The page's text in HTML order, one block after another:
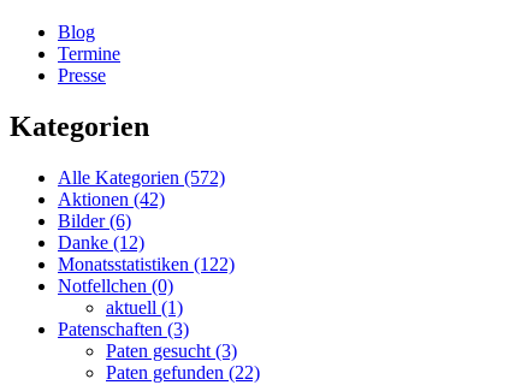
Blog
Termine
Presse
Kategorien
Alle Kategorien (572)
Aktionen (42)
Bilder (6)
Danke (12)
Monatsstatistiken (122)
Notfellchen (0)
aktuell (1)
Patenschaften (3)
Paten gesucht (3)
Paten gefunden (22)